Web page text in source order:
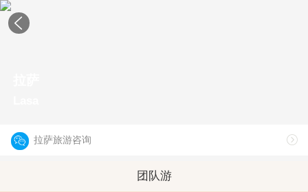
拉萨旅游咨询
团队游